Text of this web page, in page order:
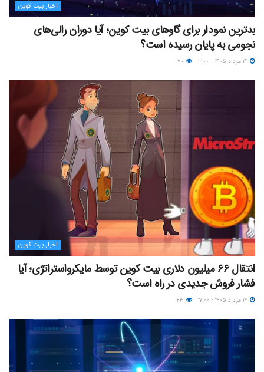
اخبار بیت کوین
بدترین نمودار برای گاوهای بیت کوین؛ آیا دوران رالی‌های
نجومی به پایان رسیده است؟
اخبار بیت کوین
انتقال ۶۶ میلیون دلاری بیت کوین توسط مایکرواستراتژی؛ آیا
فشار فروش جدیدی در راه است؟